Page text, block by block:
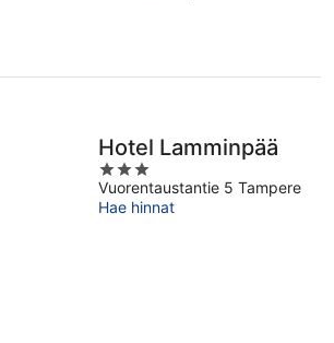
Hotel Lamminpää
3
out
of
Vuorentaustantie 5 Tampere
Hae hinnat